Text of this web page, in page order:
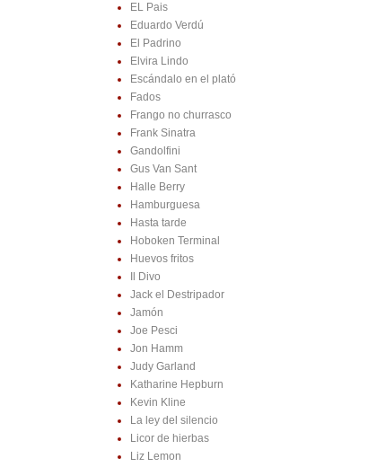
EL Pais
Eduardo Verdú
El Padrino
Elvira Lindo
Escándalo en el plató
Fados
Frango no churrasco
Frank Sinatra
Gandolfini
Gus Van Sant
Halle Berry
Hamburguesa
Hasta tarde
Hoboken Terminal
Huevos fritos
Il Divo
Jack el Destripador
Jamón
Joe Pesci
Jon Hamm
Judy Garland
Katharine Hepburn
Kevin Kline
La ley del silencio
Licor de hierbas
Liz Lemon